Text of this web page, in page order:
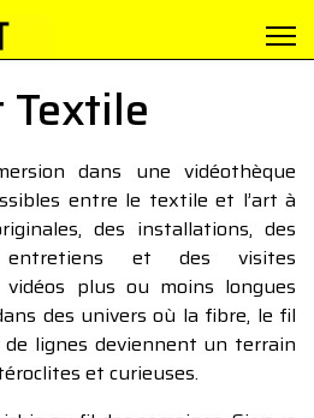
dans une vidéothèque
entre le textile et l’art à
des installations, des
entretiens et des visites
vidéos plus ou moins longues
des univers où la fibre, le fil
lignes deviennent un terrain
et curieuses.